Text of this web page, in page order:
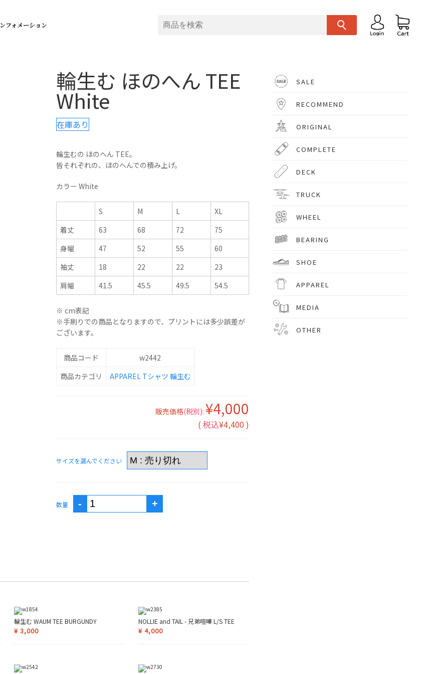
フォメーション
輪生む ほのへん TEE
White
在庫あり
輪生むの ほのへん TEE。
皆それぞれの、ほのへんでの積み上げ。
カラー White
S M L
XL
着丈
63 68 72
75
身幅
47 52 55
60
袖丈
18 22 22
23
肩幅
41.5 45.5 49.5 54.5
※ cm表記
※手刷りでの商品となりますので、プリントには多少誤差が
ございます。
商品コード
w2442
商品カテゴリ
APPAREL Tシャツ 輪生む
販売価格(税別): ¥4,000
( 税込¥4,400 )
サイズを選んでください
数量
輪生む WAUM TEE BURGUNDY
¥ 3,000
NOLLIE and TAIL - 兄弟喧嘩 L/S TEE
¥4,000
SALE
RECOMMEND
ORIGINAL
COMPLETE
DECK
TRUCK
WHEEL
BEARING
SHOE
APPAREL
MEDIA
OTHER